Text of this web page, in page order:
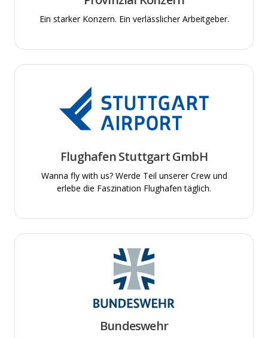
Ein starker Konzern. Ein verlässlicher Arbeitgeber.
Flughafen Stuttgart GmbH
Wanna fly with us? Werde Teil unserer Crew und
erlebe die Faszination Flughafen täglich.
Bundeswehr